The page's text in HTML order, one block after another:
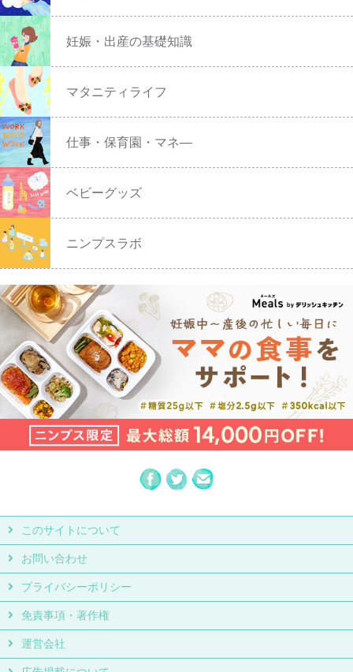
妊娠・出産の基礎知識
マタニティライフ
仕事・保育園・マネ―
ベビーグッズ
ニンプスラボ
このサイトについて
お問い合わせ
プライバシーポリシー
免責事項・著作権
運営会社